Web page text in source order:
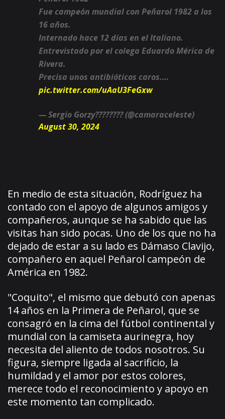
Fue campeón mundial con Peñarol 1982 a los
16 años.
Internado hace 12 días en el Italiano.
Entrevistado por el colega Eduardo Mérica de
Rivera.
Precisa unos antibióticos caros.…
pic.twitter.com/uAaU3FeGxw
— Sergio Gorzy???????? (@camaraceleste)
August 30, 2024
En medio de esta situación, Rodríguez ha
contado con el apoyo de algunos amigos y
compañeros, aunque se ha sabido que las
visitas han sido pocas. Uno de los que no ha
dejado de estar a su lado es Dámaso Clavijo,
compañero en aquel Peñarol campeón de
América en 1982.
"Coquito", el mismo que debutó con apenas
14 años en la Primera de Peñarol, que se
consagró en la cima del fútbol continental y
mundial con la camiseta aurinegra, hoy
necesita del aliento de todos nosotros. Su
figura, siempre ligada al sacrificio, la
humildad y el amor por estos colores,
merece todo el reconocimiento y apoyo en
este momento tan complicado.